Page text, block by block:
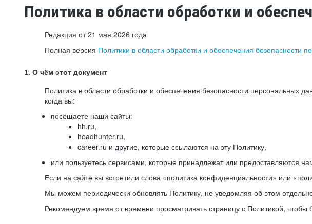
Политика в области обработки и
Редакция от 21 мая 2026 года
Полная версия Политики в области обработки и обеспечения безопасности
1. О чём этот документ
Политика в области обработки и обеспечения безопасности
когда вы:
посещаете наши сайты:
hh.ru,
headhunter.ru,
career.ru и другие, которые ссылаются на эту Политику,
или пользуетесь сервисами, которые принадлежат или предоставляются
Если на сайте вы встретили слова «политика конфиденциальности» или
Мы можем периодически обновлять Политику, не уведомляя об этом
Рекомендуем время от времени просматривать страницу с Политикой,